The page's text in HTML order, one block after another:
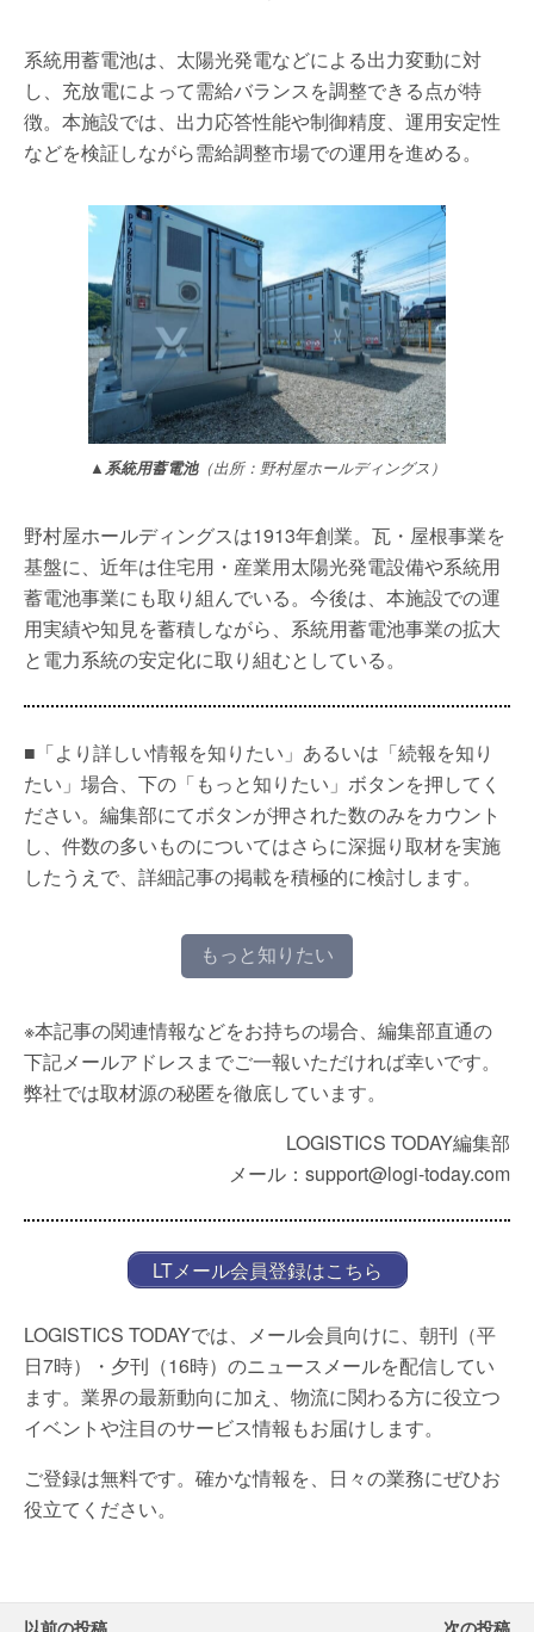
系統用蓄電池は、太陽光発電などによる出力変動に対
し、充放電によって需給バランスを調整できる点が特
徴。本施設では、出力応答性能や制御精度、運用安定性
などを検証しながら需給調整市場での運用を進める。
▲系統用蓄電池（出所：野村屋ホールディングス）
野村屋ホールディングスは1913年創業。瓦・屋根事業を
基盤に、近年は住宅用・産業用太陽光発電設備や系統用
蓄電池事業にも取り組んでいる。今後は、本施設での運
用実績や知見を蓄積しながら、系統用蓄電池事業の拡大
と電力系統の安定化に取り組むとしている。
■「より詳しい情報を知りたい」あるいは「続報を知り
たい」場合、下の「もっと知りたい」ボタンを押してく
ださい。編集部にてボタンが押された数のみをカウント
し、件数の多いものについてはさらに深掘り取材を実施
したうえで、詳細記事の掲載を積極的に検討します。
もっと知りたい
※本記事の関連情報などをお持ちの場合、編集部直通の
下記メールアドレスまでご一報いただければ幸いです。
弊社では取材源の秘匿を徹底しています。
LOGISTICS TODAY編集部
メール：support@logi-today.com
LTメール会員登録はこちら
LOGISTICS TODAYでは、メール会員向けに、朝刊（平
日7時）・夕刊（16時）のニュースメールを配信してい
ます。業界の最新動向に加え、物流に関わる方に役立つ
イベントや注目のサービス情報もお届けします。
ご登録は無料です。確かな情報を、日々の業務にぜひお
役立てください。